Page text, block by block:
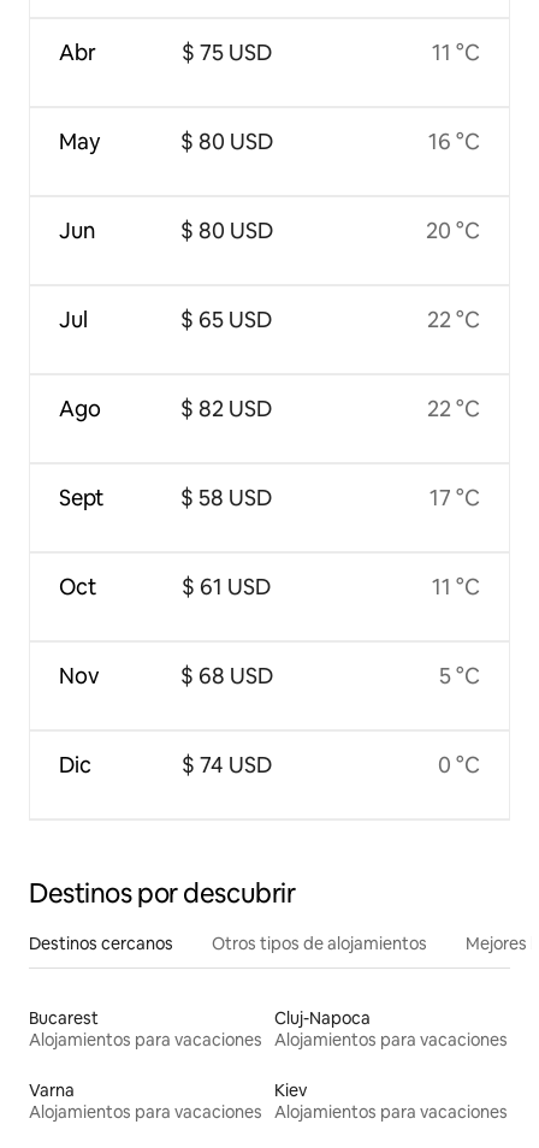
Abr
May
Jun
Jul
Ago
Sept
Oct
Nov
Dic
$ 75 USD
$ 80 USD
$ 80 USD
$ 65 USD
$ 82 USD
$ 58 USD
$ 61 USD
$ 68 USD
$ 74 USD
11 °C
16 °C
20 °C
22 °C
22 °C
17 °C
11 °C
5 °C
0 °C
Destinos por descubrir
Destinos cercanos Otros tipos de alojamientos Mejores
Bucarest
Alojamientos para vacaciones
Cluj-Napoca
Alojamientos para vacaciones
Varna
Alojamientos para vacaciones
Kiev
Alojamientos para vacaciones